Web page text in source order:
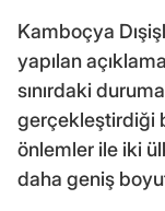
Kamboçya
yapılan
sınırdaki
gerçekleştirdiği
önlemler ile iki
daha geniş